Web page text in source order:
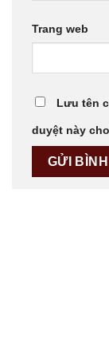
Trang web
Lưu tên
duyệt này